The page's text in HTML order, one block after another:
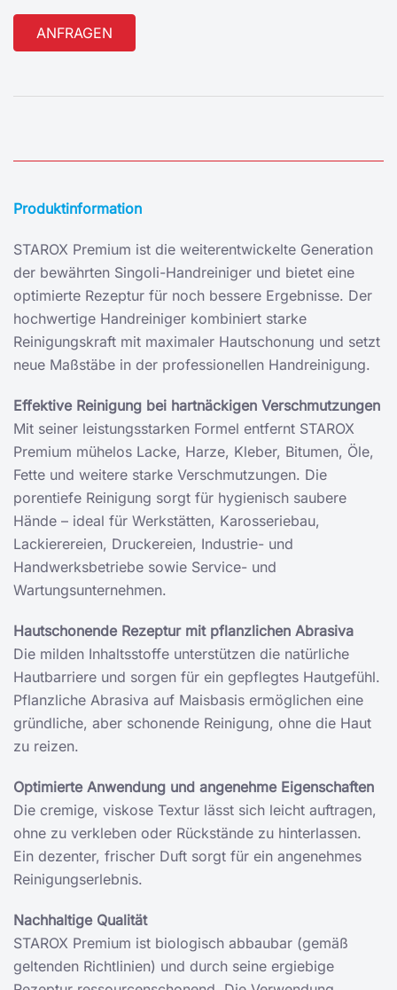
Produktinformation
STAROX Premium ist die weiterentwickelte Generation
der bewährten Singoli-Handreiniger und bietet eine
optimierte Rezeptur für noch bessere Ergebnisse. Der
hochwertige Handreiniger kombiniert starke
Reinigungskraft mit maximaler Hautschonung und setzt
neue Maßstäbe in der professionellen Handreinigung.
Effektive Reinigung bei hartnäckigen Verschmutzungen
Mit seiner leistungsstarken Formel entfernt STAROX
Premium mühelos Lacke, Harze, Kleber, Bitumen, Öle,
Fette und weitere starke Verschmutzungen. Die
porentiefe Reinigung sorgt für hygienisch saubere
Hände – ideal für Werkstätten, Karosseriebau,
Lackierereien, Druckereien, Industrie- und
Handwerksbetriebe sowie Service- und
Wartungsunternehmen.
Hautschonende Rezeptur mit pflanzlichen Abrasiva
Die milden Inhaltsstoffe unterstützen die natürliche
Hautbarriere und sorgen für ein gepflegtes Hautgefühl.
Pflanzliche Abrasiva auf Maisbasis ermöglichen eine
gründliche, aber schonende Reinigung, ohne die Haut
zu reizen.
Optimierte Anwendung und angenehme Eigenschaften
Die cremige, viskose Textur lässt sich leicht auftragen,
ohne zu verkleben oder Rückstände zu hinterlassen.
Ein dezenter, frischer Duft sorgt für ein angenehmes
Reinigungserlebnis.
Nachhaltige Qualität
STAROX Premium ist biologisch abbaubar (gemäß
geltenden Richtlinien) und durch seine ergiebige